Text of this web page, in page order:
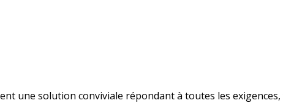
une solution conviviale répondant à toutes les exigences,